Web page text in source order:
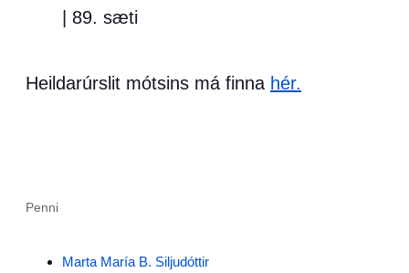
| 89. sæti
Heildarúrslit mótsins má finna hér.
Penni
Marta María B. Siljudóttir